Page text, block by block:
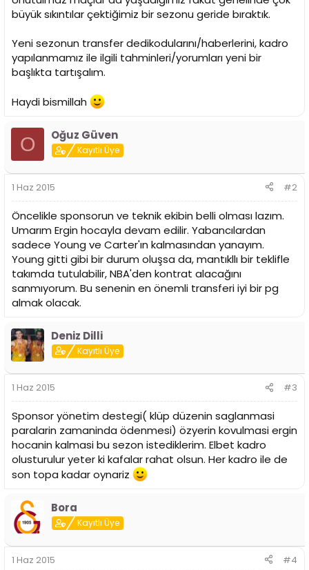
n
h
i
büyük sıkıntılar çektiğimiz bir sezonu geride bıraktık.
Yeni sezonun transfer dedikodularını/haberlerini, kadro
yapılanmamız ile ilgili tahminleri/yorumları yeni bir
başlıkta tartışalım.
Haydi bismillah
O Oğuz Güven
Kayıtlı Üye
1 Haz 2015 #2
Öncelikle sponsorun ve teknik ekibin belli olması lazım.
Umarım Ergin hocayla devam edilir. Yabancılardan
sadece Young ve Carter'ın kalmasından yanayım.
Young gitti gibi bir durum oluşsa da, mantıkllı bir teklifle
takımda tutulabilir, NBA'den kontrat alacağını
sanmıyorum. Bu senenin en önemli transferi iyi bir pg
almak olacak.
Deniz Dilli
Kayıtlı Üye
1 Haz 2015 #3
Sponsor yönetim destegi( klüp düzenin saglanmasi
paralarin zamaninda ödenmesi) özyerin kovulmasi ergin
hocanin kalmasi bu sezon istediklerim. Elbet kadro
olusturulur yeter ki kafalar rahat olsun. Her kadro ile de
son topa kadar oynariz
Bora
Kayıtlı Üye
1 Haz 2015 #4